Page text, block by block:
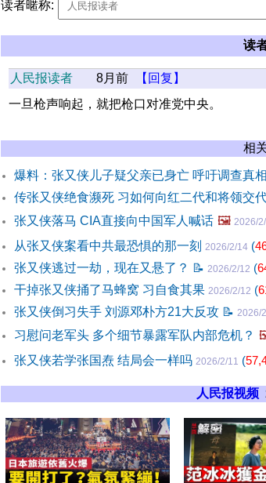
读者暱称:
读
人民报读者 8月前
【回复】
一旦枪声响起，就把枪口对准党中央。
相
爆料：张又侠儿子疑父亲已身亡 呼吁调查真相
传张又侠绝食濒死 习如何向红二代和将领交
张又侠落马 CIA直接向中国军人喊话 🖼️ 2026/
从张又侠案看中共最恐惧的那一刻 2026/2/14 (
张又侠逃过一劫，现在又悬了？ 📝 2026/2/12 (
干掉张又侠捅了马蜂窝 习自食其果 2026/2/12 (
张又侠倒习失手 刘源邓朴方21大反攻 📝 2026/
习慰问老军头 多个细节暴露军队内部危机？
张又侠若学张国焘 结局会一样吗 2026/2/11 (
人民报视频